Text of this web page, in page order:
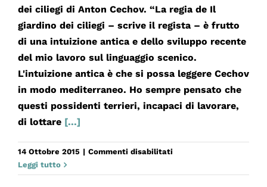
dei ciliegi di Anton Cechov. “La regia de Il
giardino dei ciliegi – scrive il regista – è frutto
di una intuizione antica e dello sviluppo recente
del mio lavoro sul linguaggio scenico.
L'intuizione antica è che si possa leggere Cechov
in modo mediterraneo. Ho sempre pensato che
questi possidenti terrieri, incapaci di lavorare,
di lottare [...]
14 Ottobre 2015 | Commenti disabilitatisu
GIARDINO
Leggi tutto